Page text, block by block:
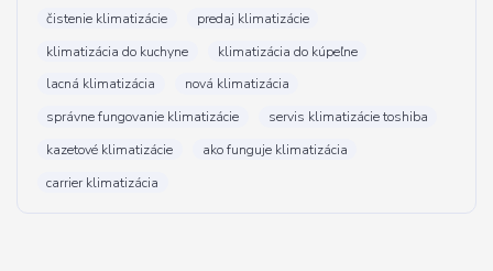
čistenie klimatizácie
predaj klimatizácie
klimatizácia do kuchyne
klimatizácia do kúpeľne
lacná klimatizácia
nová klimatizácia
správne fungovanie klimatizácie
servis klimatizácie toshiba
kazetové klimatizácie
ako funguje klimatizácia
carrier klimatizácia